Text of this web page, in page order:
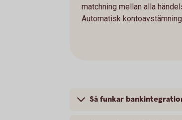
matchning mellan alla
Automatisk
Så funkar